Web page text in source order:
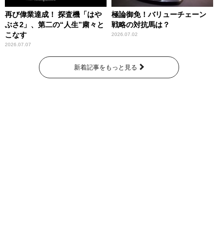
再び偉業達成！ 探査機「はや
ぶさ2」、第二の“人生”粛々と
こなす
2026.07.07
極論御免！バリューチェーン
戦略の対抗馬は？
2026.07.02
新着記事をもっと見る